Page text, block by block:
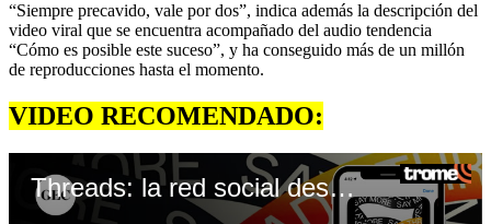
“Siempre precavido, vale por dos”, indica además la descripción del
video viral que se encuentra acompañado del audio tendencia
“Cómo es posible este suceso”, y ha conseguido más de un millón
de reproducciones hasta el momento.
VIDEO RECOMENDADO:
Threads: la red social desarrollada por Meta que competirá con Twitter